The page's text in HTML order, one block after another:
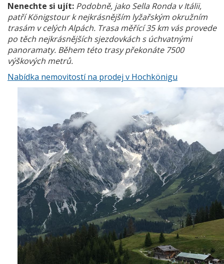
Nenechte si ujít: Podobně, jako Sella Ronda v Itálii,
patří Königstour k nejkrásnějším lyžařským okružním
trasám v celých Alpách. Trasa měřící 35 km vás provede
po těch nejkrásnějších sjezdovkách s úchvatnými
panoramaty. Během této trasy překonáte 7500
výškových metrů.
Nabídka nemovitostí na prodej v Hochkönigu